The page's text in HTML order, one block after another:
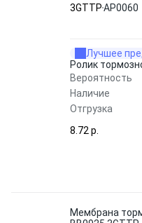
3GTTPAP0060
Лучшее
Ролик
Вероятность
Наличие
Отгрузка
8.72 p.
Мембрана